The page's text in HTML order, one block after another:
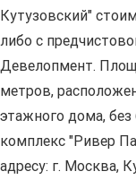
Кутузовский"
либо с
Девелопмент.
метров,
этажного дома,
комплекс "Ривер
адресу: г. Москва,